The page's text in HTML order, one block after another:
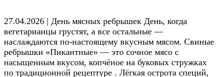
27.04.2026 | День мясных ребрышек День, когда
вегетарианцы грустят, а все остальные —
наслаждаются по-настоящему вкусным мясом. Свиные
ребрышки «Пикантные» — это сочное мясо с
насыщенным вкусом, копчёное на буковых стружках
по традиционной рецептуре . Лёгкая острота специй,